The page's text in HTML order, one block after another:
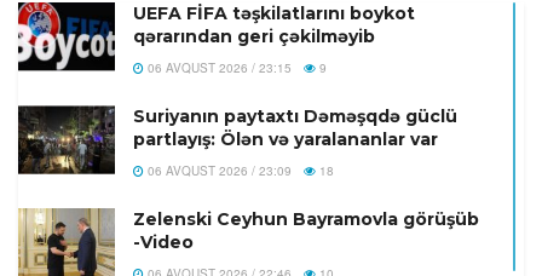
UEFA FİFA təşkilatlarını boykot
qərarından geri çəkilməyib
06 AVQUST 2026 / 23:15 9
Suriyanın paytaxtı Dəməşqdə güclü
partlayış: Ölən və yaralananlar var
06 AVQUST 2026 / 23:09 18
Zelenski Ceyhun Bayramovla görüşüb
-Video